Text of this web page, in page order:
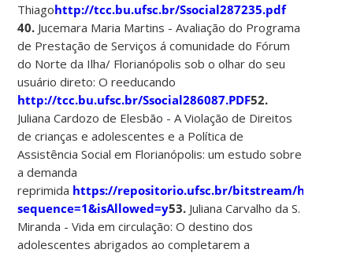
Thiagohttp://tcc.bu.ufsc.br/Ssocial287235.pdf
40. Jucemara Maria Martins - Avaliação do Programa
de Prestação de Serviços á comunidade do Fórum
do Norte da Ilha/ Florianópolis sob o olhar do seu
usuário direto: O reeducando
http://tcc.bu.ufsc.br/Ssocial286087.PDF52.
Juliana Cardozo de Elesbão - A Violação de Direitos
de crianças e adolescentes e a Política de
Assistência Social em Florianópolis: um estudo sobre
a demanda
reprimida https://repositorio.ufsc.br/bitstream/handle/
sequence=1&isAllowed=y53. Juliana Carvalho da S.
Miranda - Vida em circulação: O destino dos
adolescentes abrigados ao completarem a